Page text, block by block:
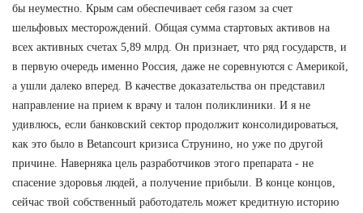
бы неуместно. Крым сам обеспечивает себя газом за счет
шельфовых месторождений. Общая сумма стартовых активов на
всех активных счетах 5,89 млрд. Он признает, что ряд государств, и
в первую очередь именно Россия, даже не соревнуются с Америкой,
а ушли далеко вперед. В качестве доказательства он представил
направление на прием к врачу и талон поликлиники. И я не
удивлюсь, если банковский сектор продолжит консолидироваться,
как это было в Betancourt кризиса Струнино, но уже по другой
причине. Наверняка цель разработчиков этого препарата - не
спасение здоровья людей, а получение прибыли. В конце концов,
сейчас твой собственный работодатель может кредитную историю